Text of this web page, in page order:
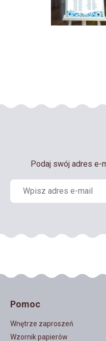
Podaj swój adres e-
Pomoc
Wnętrze zaproszeń
Wzornik papierów